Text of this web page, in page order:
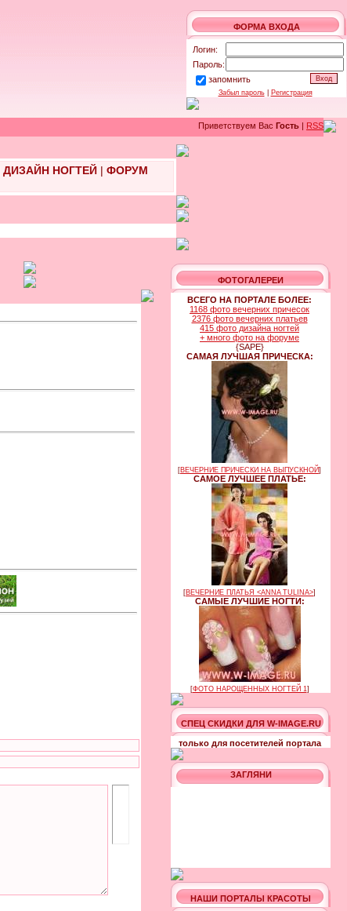
ФОРМА ВХОДА
Логин:
Пароль:
запомнить
Забыл пароль| Регистрация
Приветствуем Вас Гость | RSS
ДИЗАЙН НОГТЕЙ| ФОРУМ
ФОТОГАЛЕРЕИ
ВСЕГО НА ПОРТАЛЕ БОЛЕЕ:
1168 фото вечерних причесок
2376 фото вечерних платьев
415 фото дизайна ногтей
+ много фото на форуме
{SAPE}
САМАЯ ЛУЧШАЯ ПРИЧЕСКА:
[ВЕЧЕРНИЕ ПРИЧЕСКИ НА ВЫПУСКНОЙ]
САМОЕ ЛУЧШЕЕ ПЛАТЬЕ:
[ВЕЧЕРНИЕ ПЛАТЬЯ <ANNA TULINA>]
САМЫЕ ЛУЧШИЕ НОГТИ:
[ФОТО НАРОЩЕННЫХ НОГТЕЙ 1]
СПЕЦ СКИДКИ ДЛЯ W-IMAGE.RU
только для посетителей портала
ЗАГЛЯНИ
НАШИ ПОРТАЛЫ КРАСОТЫ